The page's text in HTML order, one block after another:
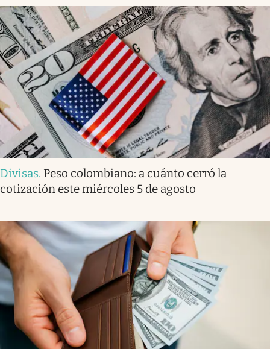
Divisas. Peso colombiano: a cuánto cerró la
cotización este miércoles 5 de agosto